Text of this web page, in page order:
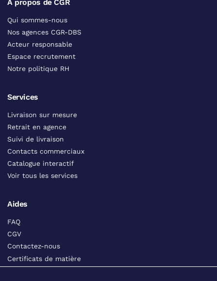
A propos de CGR
Qui sommes-nous
Nos agences CGR-DBS
Acteur responsable
Espace recrutement
Notre politique RH
Services
Livraison sur mesure
Retrait en agence
Suivi de livraison
Contacts commerciaux
Catalogue interactif
Voir tous les services
Aides
FAQ
CGV
Contactez-nous
Certificats de matière